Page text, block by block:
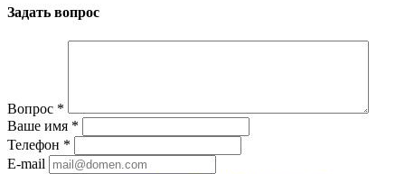
Задать вопрос
Вопрос *
Ваше имя *
Телефон *
E-mail